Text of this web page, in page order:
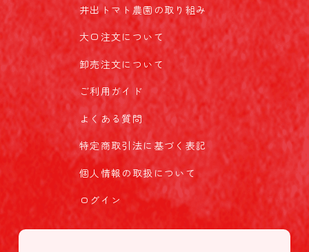
井出トマト農園の取り組み
大口注文について
卸売注文について
ご利用ガイド
よくある質問
特定商取引法に基づく表記
個人情報の取扱について
ログイン